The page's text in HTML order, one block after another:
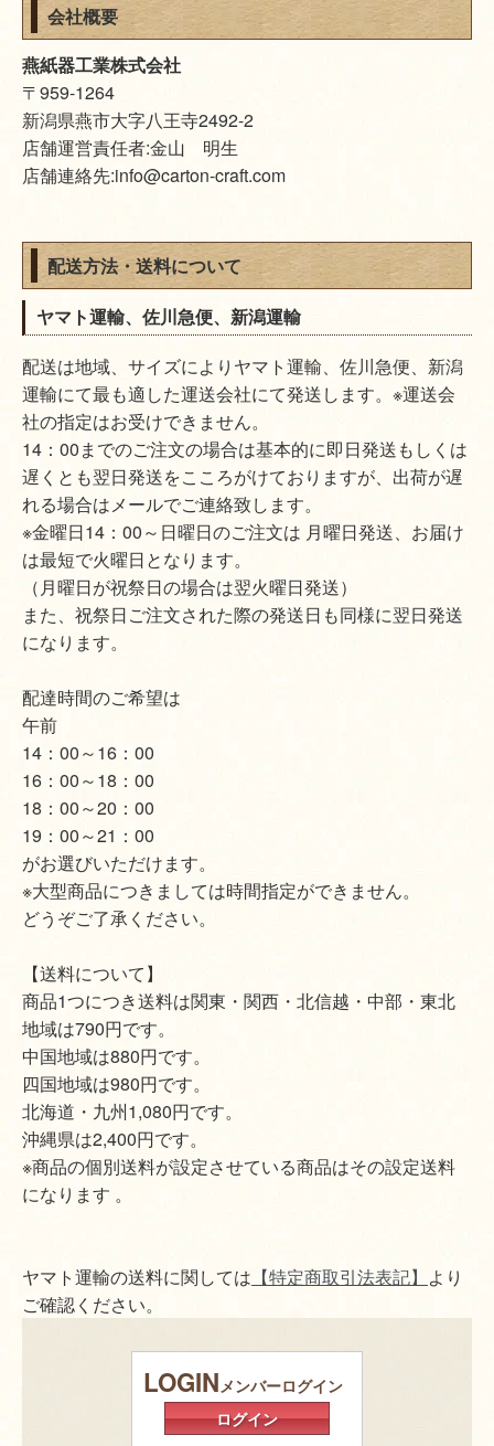
会社概要
燕紙器工業株式会社
〒959-1264
新潟県燕市大字八王寺2492-2
店舗運営責任者:金山 明生
店舗連絡先:info@carton-craft.com
配送方法・送料について
ヤマト運輸、佐川急便、新潟運輸
配送は地域、サイズによりヤマト運輸、佐川急便、新潟
運輸にて最も適した運送会社にて発送します。※運送会
社の指定はお受けできません。
14：00までのご注文の場合は基本的に即日発送もしくは
遅くとも翌日発送をこころがけておりますが、出荷が遅
れる場合はメールでご連絡致します。
※金曜日14：00～日曜日のご注文は 月曜日発送、お届け
は最短で火曜日となります。
（月曜日が祝祭日の場合は翌火曜日発送）
また、祝祭日ご注文された際の発送日も同様に翌日発送
になります。
配達時間のご希望は
午前
14：00～16：00
16：00～18：00
18：00～20：00
19：00～21：00
がお選びいただけます。
※大型商品につきましては時間指定ができません。
どうぞご了承ください。
【送料について】
商品1つにつき送料は関東・関西・北信越・中部・東北
地域は790円です。
中国地域は880円です。
四国地域は980円です。
北海道・九州1,080円です。
沖縄県は2,400円です。
※商品の個別送料が設定させている商品はその設定送料
になります 。
ヤマト運輸の送料に関しては 【特定商取引法表記】 より
ご確認ください。
LOGINメンバーログイン
ログイン